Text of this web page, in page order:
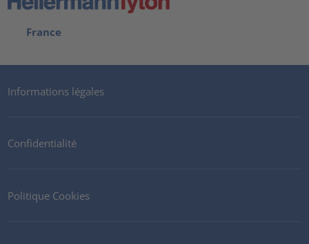
France
Informations légales
Confidentialité
Politique Cookies